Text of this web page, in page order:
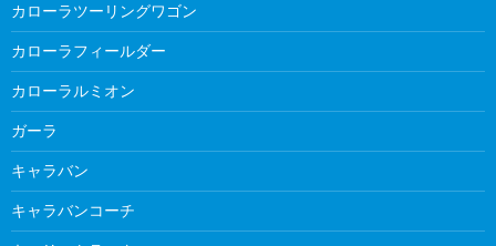
カローラツーリングワゴン
カローラフィールダー
カローラルミオン
ガーラ
キャラバン
キャラバンコーチ